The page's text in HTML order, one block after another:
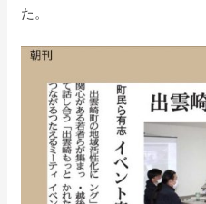
た。